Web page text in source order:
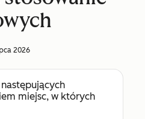
2026
miejsc, w których